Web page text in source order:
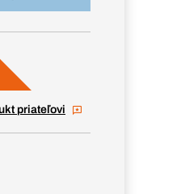
priateľovi